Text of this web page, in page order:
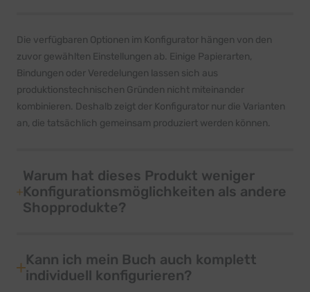
Die verfügbaren Optionen im Konfigurator hängen von den
zuvor gewählten Einstellungen ab. Einige Papierarten,
Bindungen oder Veredelungen lassen sich aus
produktionstechnischen Gründen nicht miteinander
kombinieren. Deshalb zeigt der Konfigurator nur die Varianten
an, die tatsächlich gemeinsam produziert werden können.
Warum hat dieses Produkt weniger
Konfigurationsmöglichkeiten als andere
Shopprodukte?
Kann ich mein Buch auch komplett
individuell konfigurieren?